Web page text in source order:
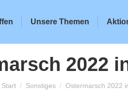
Unsere Themen
2022
Sie befinden sich hier:
Start Sonstiges Ostermarsch 2022